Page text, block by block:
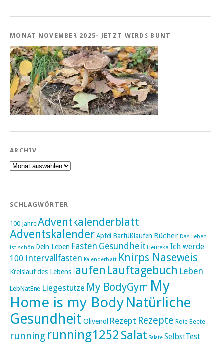
MONAT NOVEMBER 2025- JETZT WIRDS BUNT
ARCHIV
Archiv
SCHLAGWÖRTER
100 Jahre Adventkalenderblatt
AdventskalenderApfel Barfußlaufen Bücher Das Leben
ist schön Dein Leben Fasten Gesundheit Heureka Ich werde
100 Intervallfasten Kalenderblatt Knirps Naseweis
Kreislauf des Lebens laufen Lauftagebuch Leben
LebNatEne Liegestütze My BodyGym My
Home is my Body Natürliche
Gesundheit Olivenöl Rezept Rezepte Rote Beete
running running1252 Salat Salate SelbstTest